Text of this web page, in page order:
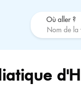
Où aller ?